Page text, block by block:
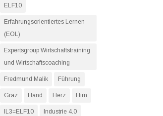
ELF10
Erfahrungsorientiertes Lernen
(EOL)
Expertsgroup Wirtschaftstraining
und Wirtschaftscoaching
Fredmund Malik Führung
Graz Hand Herz Hirn
IL3=ELF10 Industrie 4.0